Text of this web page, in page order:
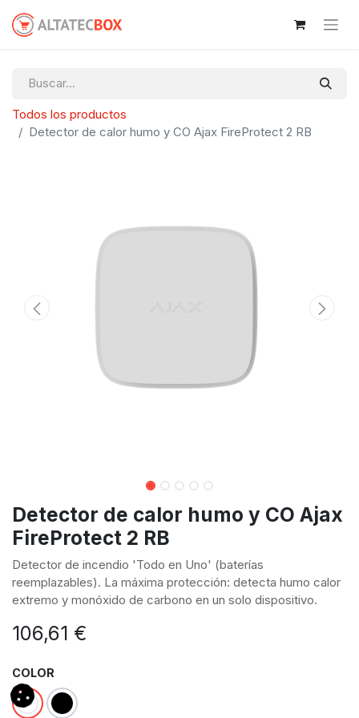
Todos los productos
Detector de calor humo y CO Ajax FireProtect 2 RB
Detector de calor humo y CO Ajax
FireProtect 2 RB
Detector de incendio 'Todo en Uno' (baterías
reemplazables). La máxima protección: detecta humo calor
extremo y monóxido de carbono en un solo dispositivo.
106,61 €
COLOR